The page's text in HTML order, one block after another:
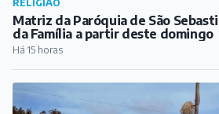
CULTURA
Casa Verde IVERT celebra 25 anos
da Batalha da Grade em Barbacena
Há 14 horas